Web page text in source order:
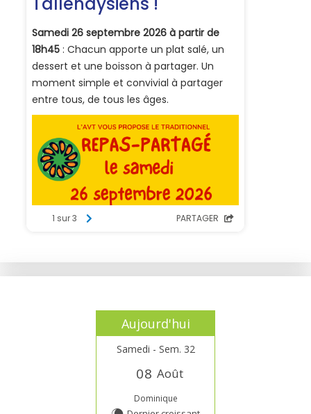
Aujourd'hui
Samedi - Sem. 32
08 Août
Dominique